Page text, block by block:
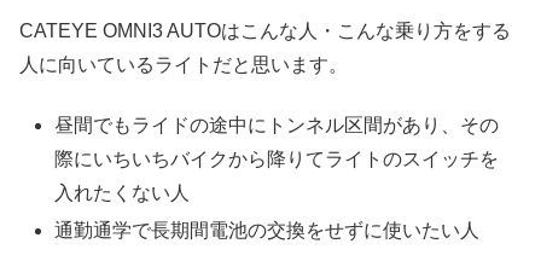
CATEYE OMNI3 AUTOはこんな人・こんな乗り方をする
人に向いているライトだと思います。
昼間でもライドの途中にトンネル区間があり、その
際にいちいちバイクから降りてライトのスイッチを
入れたくない人
通勤通学で長期間電池の交換をせずに使いたい人